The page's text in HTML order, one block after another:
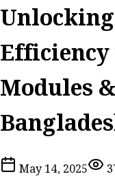
Modules
May 14, 2025